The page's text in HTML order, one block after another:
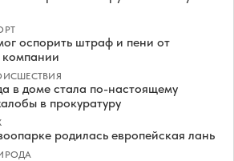
оспорить штраф и пени от
в доме стала по-настоящему
в прокуратуру
родилась европейская лань